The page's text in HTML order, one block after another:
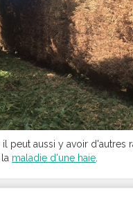
il peut aussi y avoir
maladie d'une haie.